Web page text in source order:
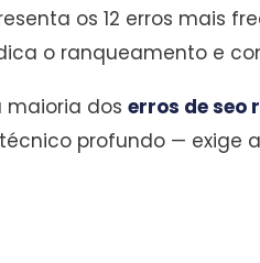
os 12 erros mais
o ranqueamento e
maioria dos erros de seo
profundo — exige